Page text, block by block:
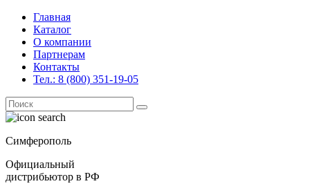
Главная
Каталог
О компании
Партнерам
Контакты
Тел.: 8 (800) 351-19-05
Поиск
for:
Симферополь
Официальный
дистрибьютор в РФ